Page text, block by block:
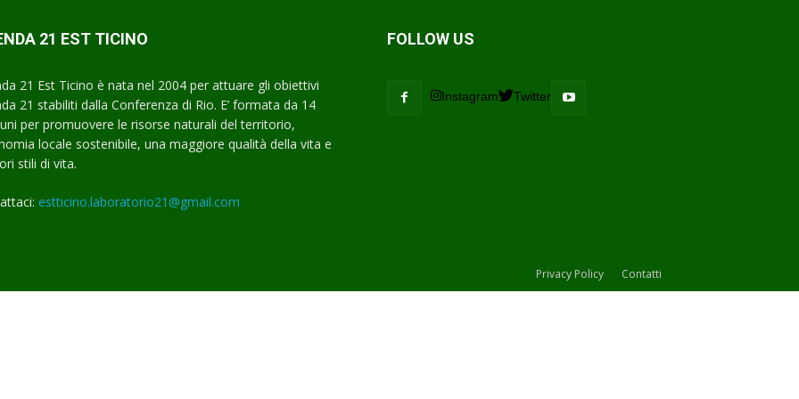
21 EST TICINO
21 Est Ticino è nata nel 2004 per attuare gli obiettivi
21 stabiliti dalla Conferenza di Rio. E’ formata da 14
per promuovere le risorse naturali del territorio,
locale sostenibile, una maggiore qualità della vita e
stili di vita.
estticino.laboratorio21@gmail.com
FOLLOW US
Instagram Twitter
Privacy Policy Contatti